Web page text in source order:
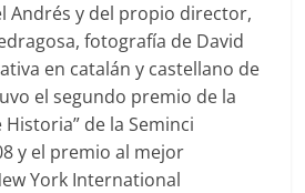
Andrés y del propio director,
fotografía de David
en catalán y castellano de
el segundo premio de la
de la Seminci
y el premio al mejor
York International